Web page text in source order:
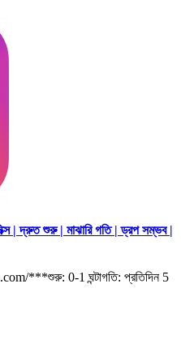
| দ্রুত শুরু | মাঝারি গতি | ড্রপ সম্ভব |
***শুরু: 0-1 ঘন্টাগতি: প্রতিদিন 5